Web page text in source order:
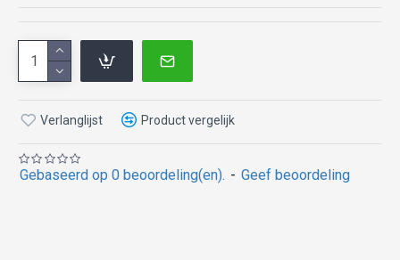
Gebaseerd op 0 beoordeling(en). - Geef beoordeling
Verlanglijst Product vergelijk